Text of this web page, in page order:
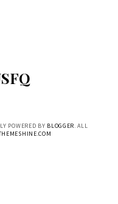
POWERED BY BLOGGER. ALL